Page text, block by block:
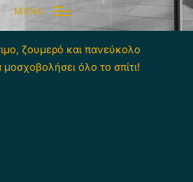
MENU
ζουμερό και πανεύκολο
όλο το σπίτι!